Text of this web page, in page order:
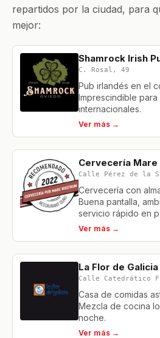
repartidos por la ciudad, para
mejor:
Shamrock Irish
C. Rosal, 49
Pub irlandés en el
Imprescindible
internacionales.
Ver más →
Cervecería Mare
Calle Pérez de la
Cervecería con
Buena pantalla,
servicio rápido en
Ver más →
La Flor de
Calle Catedrático
Casa de comidas
Mezcla de cocina
noche.
Ver más →